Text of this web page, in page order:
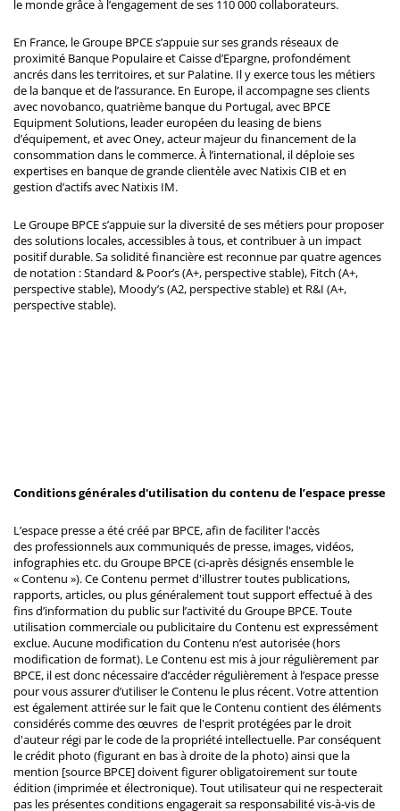
le monde grâce à l’engagement de ses 110 000 collaborateurs.
En France, le Groupe BPCE s’appuie sur ses grands réseaux de
proximité Banque Populaire et Caisse d’Epargne, profondément
ancrés dans les territoires, et sur Palatine. Il y exerce tous les métiers
de la banque et de l’assurance. En Europe, il accompagne ses clients
avec novobanco, quatrième banque du Portugal, avec BPCE
Equipment Solutions, leader européen du leasing de biens
d’équipement, et avec Oney, acteur majeur du financement de la
consommation dans le commerce. À l’international, il déploie ses
expertises en banque de grande clientèle avec Natixis CIB et en
gestion d’actifs avec Natixis IM.
Le Groupe BPCE s’appuie sur la diversité de ses métiers pour proposer
des solutions locales, accessibles à tous, et contribuer à un impact
positif durable. Sa solidité financière est reconnue par quatre agences
de notation : Standard & Poor’s (A+, perspective stable), Fitch (A+,
perspective stable), Moody’s (A2, perspective stable) et R&I (A+,
perspective stable).
Conditions générales d'utilisation du contenu de l’espace presse
L’espace presse a été créé par BPCE, afin de faciliter l'accès
des professionnels aux communiqués de presse, images, vidéos,
infographies etc. du Groupe BPCE (ci-après désignés ensemble le
« Contenu »). Ce Contenu permet d'illustrer toutes publications,
rapports, articles, ou plus généralement tout support effectué à des
fins d’information du public sur l’activité du Groupe BPCE. Toute
utilisation commerciale ou publicitaire du Contenu est expressément
exclue. Aucune modification du Contenu n’est autorisée (hors
modification de format). Le Contenu est mis à jour régulièrement par
BPCE, il est donc nécessaire d’accéder régulièrement à l’espace presse
pour vous assurer d’utiliser le Contenu le plus récent. Votre attention
est également attirée sur le fait que le Contenu contient des éléments
considérés comme des œuvres de l'esprit protégées par le droit
d'auteur régi par le code de la propriété intellectuelle. Par conséquent
le crédit photo (figurant en bas à droite de la photo) ainsi que la
mention [source BPCE] doivent figurer obligatoirement sur toute
édition (imprimée et électronique). Tout utilisateur qui ne respecterait
pas les présentes conditions engagerait sa responsabilité vis-à-vis de